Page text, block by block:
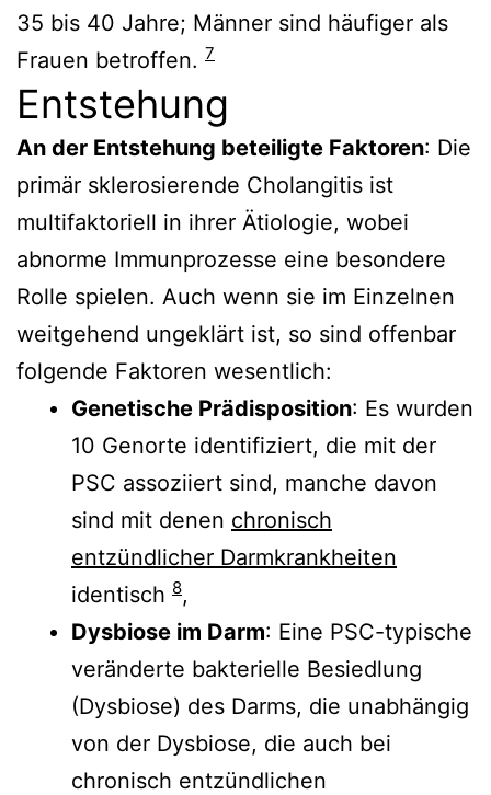
35 bis 40 Jahre; Männer sind häufiger als
Frauen betroffen. 7
Entstehung
An der Entstehung beteiligte Faktoren: Die
primär sklerosierende Cholangitis ist
multifaktoriell in ihrer Ätiologie, wobei
abnorme Immunprozesse eine besondere
Rolle spielen. Auch wenn sie im Einzelnen
weitgehend ungeklärt ist, so sind offenbar
folgende Faktoren wesentlich:
Genetische Prädisposition: Es wurden
10 Genorte identifiziert, die mit der
PSC assoziiert sind, manche davon
sind mit denen chronisch
entzündlicher Darmkrankheiten
identisch 8,
Dysbiose im Darm: Eine PSC-typische
veränderte bakterielle Besiedlung
(Dysbiose) des Darms, die unabhängig
von der Dysbiose, die auch bei
chronisch entzündlichen